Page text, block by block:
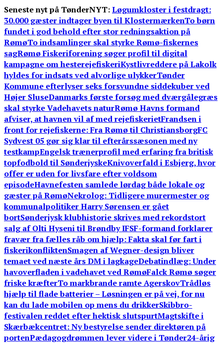
Skip
to
content
Seneste nyt på TønderNYT:Løgumkloster i festdragt:
30.000 gæster indtager byen til KlostermærkenTo børn
fundet i god behold efter stor redningsaktion på
RømøTo indsamlinger skal styrke Rømø-fiskernes
sagRømø Fiskeriforening søger profil til digital
kampagne om hesterejefiskeriKystlivreddere på Lakolk
hyldes for indsats ved alvorlige ulykkerTønder
Kommune efterlyser seks forsvundne siddekuber ved
Højer SluseDanmarks første forsøg med dværgålegræs
skal styrke Vadehavets naturRømø Havns formand
afviser, at havnen vil af med rejefiskerietFrandsen i
front for rejefiskerne: Fra Rømø til ChristiansborgFC
Sydvest 05 gør sig klar til efterårssæsonen med ny
testkampEngelsk trænerprofil med erfaring fra britisk
topfodbold til SønderjyskeKnivoverfald i Esbjerg, hvor
offer er uden for livsfare efter voldsom
episodeHavnefesten samlede lørdag både lokale og
gæster på RømøNekrolog: Tidligere murermester og
kommunalpolitiker Harry Sørensen er gået
bortSønderjysk klubhistorie skrives med rekordstort
salg af Olti Hyseni til Brøndby IFSF-formand forklarer
fravær fra fælles råb om hjælp: Fakta skal før fart i
fiskerikonfliktenSmagen af Wegner-design bliver
temaet ved næste års DM i lagkageDebatindlæg: Under
havoverfladen i vadehavet ved RømøFalck Rømø søger
friske kræfterTo markbrande ramte AgerskovTrådløs
hjælp til flade batterier – Løsningen er på vej, for nu
kan du lade mobilen op mens du drikkerSkibbro-
festivalen reddet efter hektisk slutspurtMagtskifte i
Skærbækcentret: Ny bestyrelse sender direktøren på
portenPædagogdrømmen lever videre i Tønder24-årig